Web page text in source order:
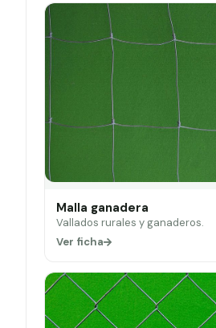
Malla ganadera
Vallados rurales y ganaderos.
Ver ficha